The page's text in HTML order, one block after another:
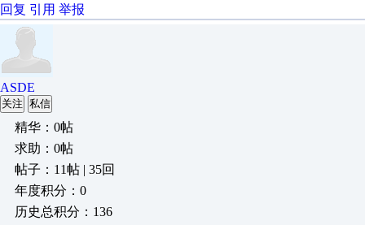
回复 引用 举报
ASDE
关注 私信
精华：0帖
求助：0帖
帖子：11帖 | 35回
年度积分：0
历史总积分：136